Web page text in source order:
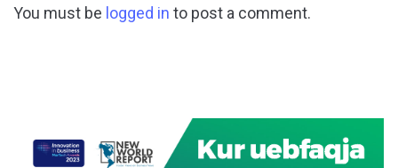
You must be logged in to post a comment.